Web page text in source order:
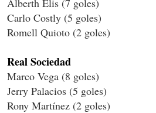
Carlo Costly (5 goles)
Romell Quioto (2 goles)
Real Sociedad
Marco Vega (8 goles)
Jerry Palacios (5 goles)
Rony Martínez (2 goles)